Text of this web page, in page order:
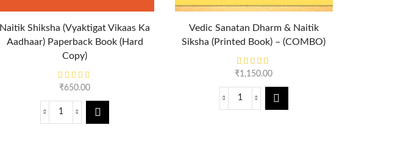
Naitik Shiksha (Vyaktigat Vikaas Ka
Aadhaar) Paperback Book (Hard
Copy)
₹650.00
Vedic Sanatan Dharm & Naitik
Siksha (Printed Book) – (COMBO)
₹1,150.00